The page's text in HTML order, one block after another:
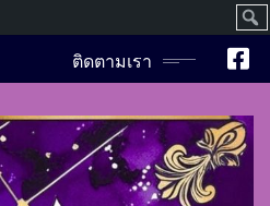
ค้นห
ติดตามเรา